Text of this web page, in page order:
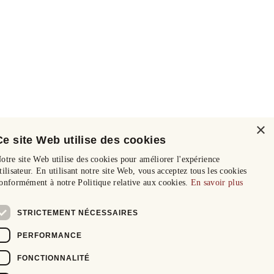
×
site Web utilise des cookies
site Web utilise des cookies pour améliorer l'expérience
En utilisant notre site Web, vous acceptez tous les cookies
à notre Politique relative aux cookies. En savoir plus
STRICTEMENT NÉCESSAIRES
PERFORMANCE
FONCTIONNALITÉ